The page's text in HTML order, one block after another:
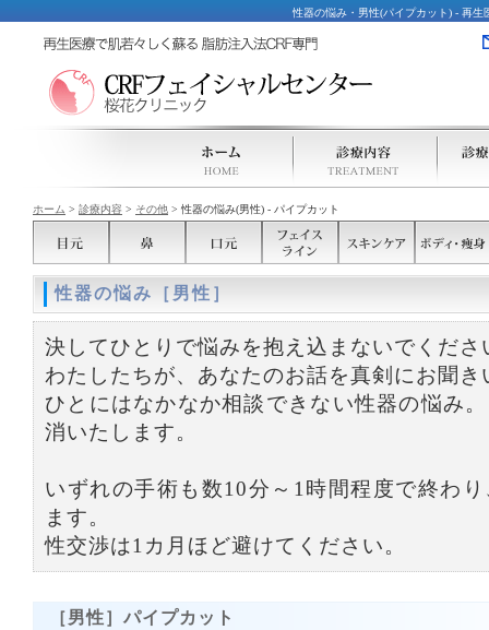
性器の悩み・男性(パイプカット) - 再
ホーム > 診療内容 > その他 > 性器の悩み(男性) - パイプカット
性器の悩み［男性］
決してひとりで悩みを抱え込まないでくださ
わたしたちが、あなたのお話を真剣にお聞き
ひとにはなかなか相談できない性器の悩み
消いたします。
いずれの手術も数10分～1時間程度で終わ
ます。
性交渉は1カ月ほど避けてください。
［男性］パイプカット